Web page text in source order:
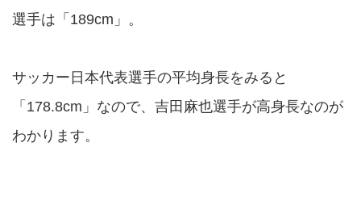
選手は「189cm」。
サッカー日本代表選手の平均身長をみると
「178.8cm」なので、吉田麻也選手が高身長なのが
わかります。